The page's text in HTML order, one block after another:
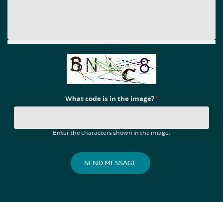
What code is in the image?*
Enter the characters shown in the image.